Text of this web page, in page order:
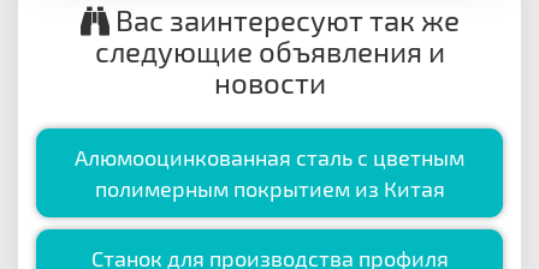
Вас заинтересуют так же
следующие объявления и
новости
Алюмооцинкованная сталь с цветным
полимерным покрытием из Китая
Станок для производства профиля